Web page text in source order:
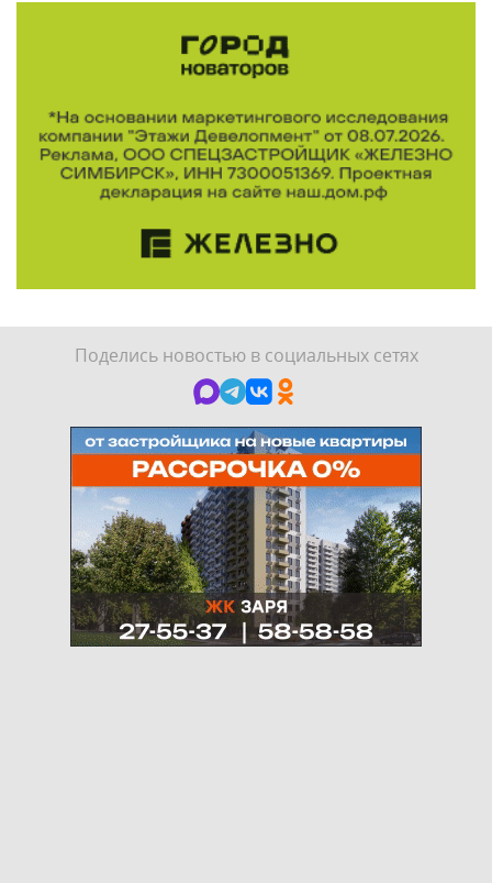
Поделись новостью в социальных сетях